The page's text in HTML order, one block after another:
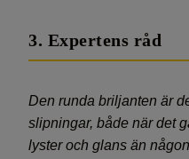
3. Expertens råd
Den runda briljanten är
slipningar, både när det
lyster och glans än